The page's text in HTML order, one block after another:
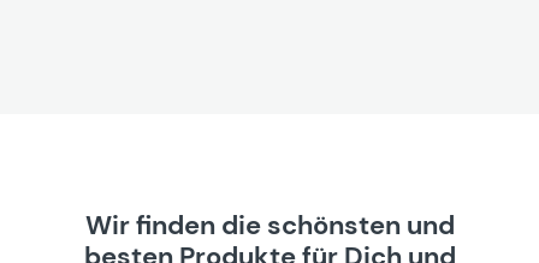
Wir finden die schönsten und